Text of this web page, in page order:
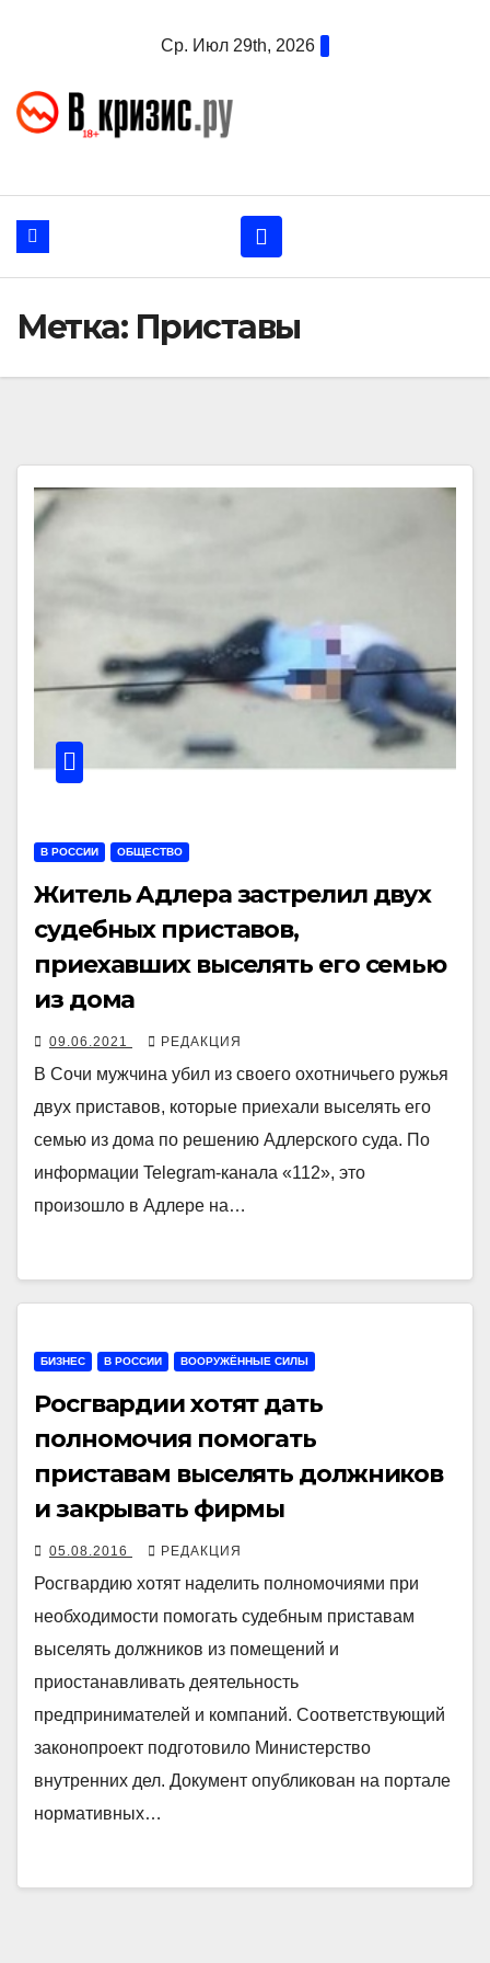
Ср. Июл 29th, 2026
Метка: Приставы
В РОССИИ ОБЩЕСТВО
Житель Адлера застрелил двух
судебных приставов,
приехавших выселять его семью
из дома
09.06.2021 РЕДАКЦИЯ
В Сочи мужчина убил из своего охотничьего ружья
двух приставов, которые приехали выселять его
семью из дома по решению Адлерского суда. По
информации Telegram-канала «112», это
произошло в Адлере на…
БИЗНЕС В РОССИИ ВООРУЖЁННЫЕ СИЛЫ
Росгвардии хотят дать
полномочия помогать
приставам выселять должников
и закрывать фирмы
05.08.2016 РЕДАКЦИЯ
Росгвардию хотят наделить полномочиями при
необходимости помогать судебным приставам
выселять должников из помещений и
приостанавливать деятельность
предпринимателей и компаний. Соответствующий
законопроект подготовило Министерство
внутренних дел. Документ опубликован на портале
нормативных…